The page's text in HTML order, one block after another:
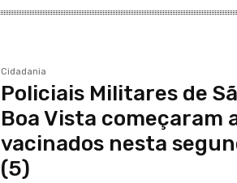
Cidadania
Policiais Militares de
Boa Vista começaram
vacinados nesta
(5)